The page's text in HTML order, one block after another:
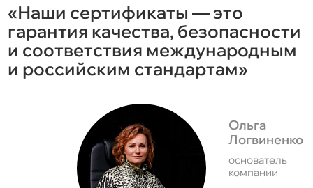
«Наши сертификаты — это
гарантия качества, безопасности
и соответствия международным
и российским стандартам»
Ольга
Логвиненко
основатель
компании